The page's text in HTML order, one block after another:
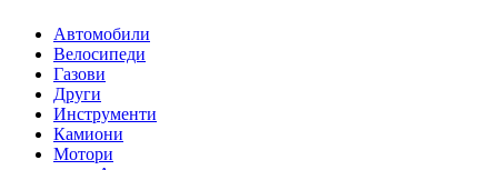
Автомобили
Велосипеди
Газови
Други
Инструменти
Камиони
Мотори